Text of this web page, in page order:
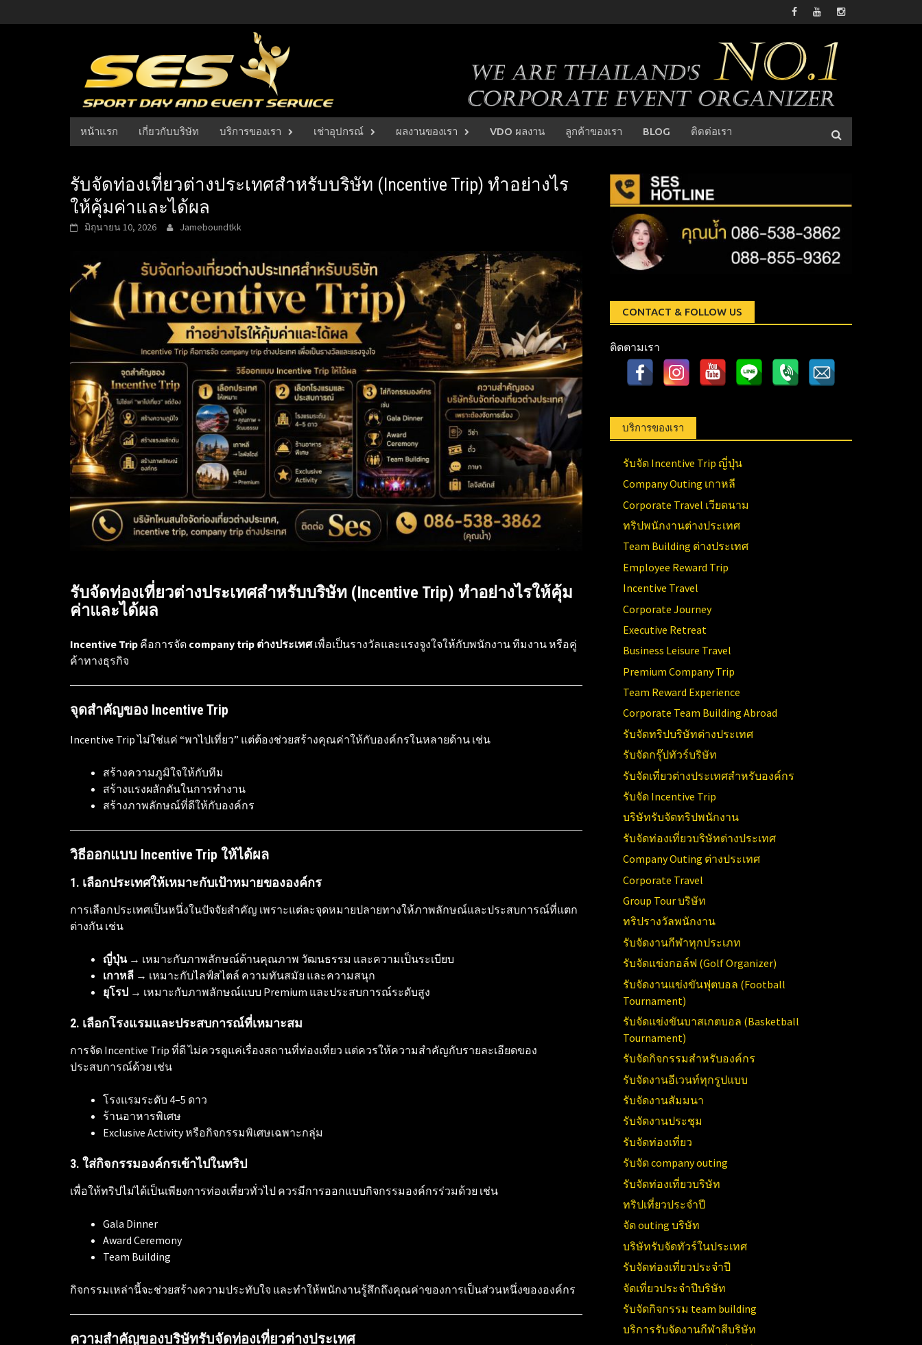
to
หน้าแรก เกี่ยวกับบริษัท บริการของเรา เช่าอุปกรณ์ ผลงานของเรา VDO ผลงาน ลูกค้าของเรา BLOG ติดต่อเรา
รับจัดท่องเที่ยวต่างประเทศสำหรับบริษัท (Incentive Trip) ทำอย่างไร
ให้คุ้มค่าและได้ผล
มิถุนายน 10, 2026 Jameboundtkk
รับจัดท่องเที่ยวต่างประเทศสำหรับบริษัท (Incentive Trip) ทำอย่างไรให้คุ้ม
ค่าและได้ผล
Incentive Trip คือการจัด company trip ต่างประเทศเพื่อเป็นรางวัลและแรงจูงใจให้กับพนักงาน ทีมงาน หรือคู่
ค้าทางธุรกิจ
จุดสำคัญของ Incentive Trip
Incentive Trip ไม่ใช่แค่ “พาไปเที่ยว” แต่ต้องช่วยสร้างคุณค่าให้กับองค์กรในหลายด้าน เช่น
สร้างความภูมิใจให้กับทีม
สร้างแรงผลักดันในการทำงาน
สร้างภาพลักษณ์ที่ดีให้กับองค์กร
วิธีออกแบบ Incentive Trip ให้ได้ผล
1. เลือกประเทศให้เหมาะกับเป้าหมายขององค์กร
การเลือกประเทศเป็นหนึ่งในปัจจัยสำคัญ เพราะแต่ละจุดหมายปลายทางให้ภาพลักษณ์และประสบการณ์ที่แตก
ต่างกัน เช่น
ญี่ปุ่น→ เหมาะกับภาพลักษณ์ด้านคุณภาพ วัฒนธรรม และความเป็นระเบียบ
เกาหลี → เหมาะกับไลฟ์สไตล์ ความทันสมัย และความสนุก
ยุโรป → เหมาะกับภาพลักษณ์แบบ Premium และประสบการณ์ระดับสูง
2. เลือกโรงแรมและประสบการณ์ที่เหมาะสม
การจัด Incentive Trip ที่ดี ไม่ควรดูแค่เรื่องสถานที่ท่องเที่ยว แต่ควรให้ความสำคัญกับรายละเอียดของ
ประสบการณ์ด้วย เช่น
โรงแรมระดับ 4–5 ดาว
ร้านอาหารพิเศษ
Exclusive Activity หรือกิจกรรมพิเศษเฉพาะกลุ่ม
3. ใส่กิจกรรมองค์กรเข้าไปในทริป
เพื่อให้ทริปไม่ได้เป็นเพียงการท่องเที่ยวทั่วไป ควรมีการออกแบบกิจกรรมองค์กรร่วมด้วย เช่น
Gala Dinner
Award Ceremony
Team Building
กิจกรรมเหล่านี้จะช่วยสร้างความประทับใจ และทำให้พนักงานรู้สึกถึงคุณค่าของการเป็นส่วนหนึ่งขององค์กร
ความสำคัญของบริษัทรับจัดท่องเที่ยวต่างประเทศ
CONTACT & FOLLOW US
ติดตามเรา
บริการของเรา
รับจัด Incentive Trip ญี่ปุ่น
Company Outing เกาหลี
Corporate Travel เวียดนาม
ทริปพนักงานต่างประเทศ
Team Building ต่างประเทศ
Employee Reward Trip
Incentive Travel
Corporate Journey
Executive Retreat
Business Leisure Travel
Premium Company Trip
Team Reward Experience
Corporate Team Building Abroad
รับจัดทริปบริษัทต่างประเทศ
รับจัดกรุ๊ปทัวร์บริษัท
รับจัดเที่ยวต่างประเทศสำหรับองค์กร
รับจัด Incentive Trip
บริษัทรับจัดทริปพนักงาน
รับจัดท่องเที่ยวบริษัทต่างประเทศ
Company Outing ต่างประเทศ
Corporate Travel
Group Tour บริษัท
ทริปรางวัลพนักงาน
รับจัดงานกีฬาทุกประเภท
รับจัดแข่งกอล์ฟ (Golf Organizer)
รับจัดงานแข่งขันฟุตบอล (Football
Tournament)
รับจัดแข่งขันบาสเกตบอล (Basketball
Tournament)
รับจัดกิจกรรมสำหรับองค์กร
รับจัดงานอีเวนท์ทุกรูปแบบ
รับจัดงานสัมมนา
รับจัดงานประชุม
รับจัดท่องเที่ยว
รับจัด company outing
รับจัดท่องเที่ยวบริษัท
ทริปเที่ยวประจำปี
จัด outing บริษัท
บริษัทรับจัดทัวร์ในประเทศ
รับจัดท่องเที่ยวประจำปี
จัดเที่ยวประจำปีบริษัท
รับจัดกิจกรรม team building
บริการรับจัดงานกีฬาสีบริษัท